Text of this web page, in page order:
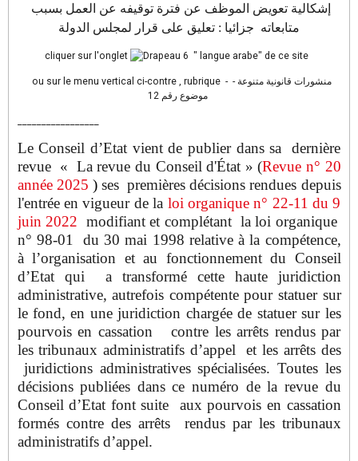
إشكالية تعويض الموظف عن فترة توقيفه عن العمل بسبب
متابعاته جزائيا : تعليق على قرار لمجلس الدولة
cliquer sur l'onglet " langue arabe" de ce site
ou sur le menu vertical ci-contre , rubrique - منشورات قانونية متنوعة -
Le Conseil d’Etat vient de publier dans sa dernière
revue « La revue du Conseil d'État » (Revue n° 20
année 2025 )ses premières décisions rendues depuis
l'entrée en vigueur de la loi organique n° 22-11 du 9
juin 2022 modifiant et complétant la loi organique
n° 98-01 du 30 mai 1998 relative à la compétence,
à l’organisation et au fonctionnement du Conseil
d’Etat qui a transformé cette haute juridiction
administrative, autrefois compétente pour statuer sur
le fond, en une juridiction chargée de statuer sur les
pourvois en cassation contre les arrêts rendus par
les tribunaux administratifs d’appel et les arrêts des
juridictions administratives spécialisées. Toutes les
décisions publiées dans ce numéro de la revue du
Conseil d’Etat font suite aux pourvois en cassation
formés contre des arrêts rendus par les tribunaux
administratifs d’appel.